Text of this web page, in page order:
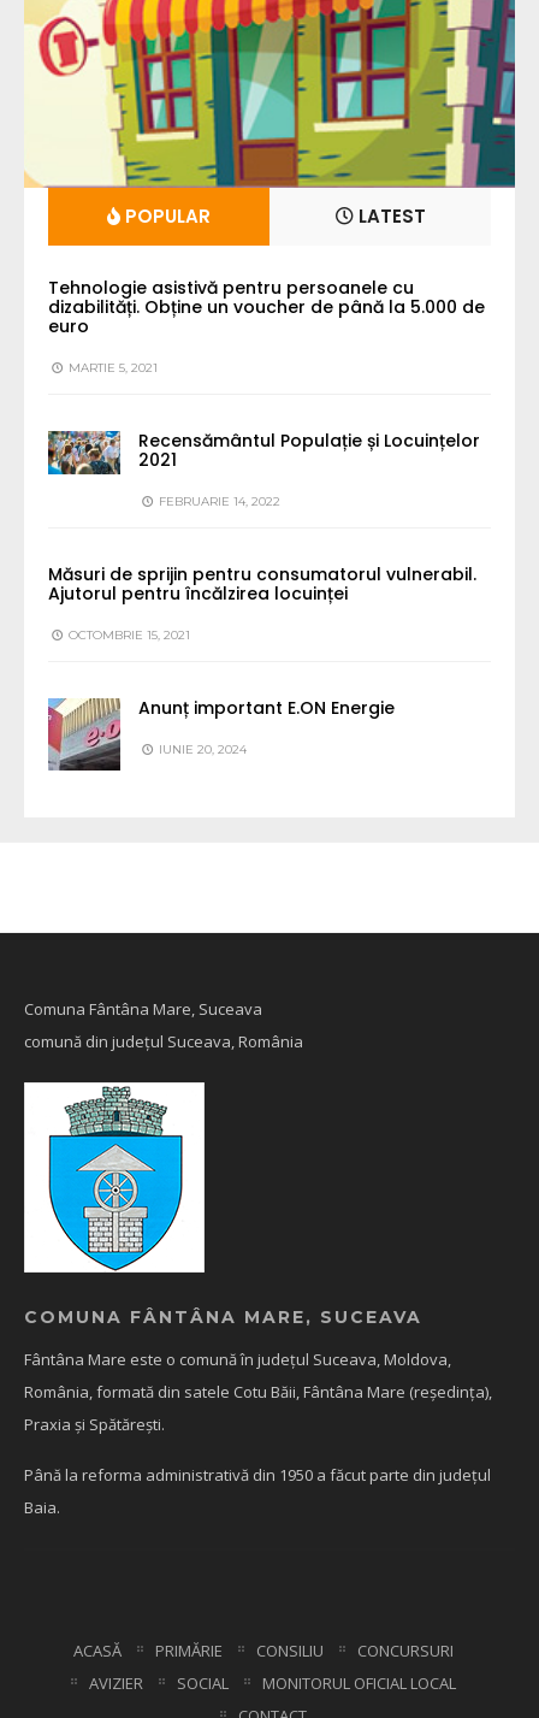
POPULAR LATEST
Tehnologie asistivă pentru persoanele cu
dizabilități. Obține un voucher de până la 5.000 de
euro
MARTIE 5, 2021
Recensământul Populație și Locuințelor
2021
FEBRUARIE 14, 2022
Măsuri de sprijin pentru consumatorul vulnerabil.
Ajutorul pentru încălzirea locuinței
OCTOMBRIE 15, 2021
Anunț important E.ON Energie
IUNIE 20, 2024
Comuna Fântâna Mare, Suceava
comună din județul Suceava, România
COMUNA FÂNTÂNA MARE, SUCEAVA
Fântâna Mare este o comună în județul Suceava, Moldova,
România, formată din satele Cotu Băii, Fântâna Mare (reședința),
Praxia și Spătărești.
Până la reforma administrativă din 1950 a făcut parte din județul
Baia.
ACASĂ PRIMĂRIE CONSILIU
CONCURSURI
AVIZIER
SOCIAL
MONITORUL OFICIAL LOCAL